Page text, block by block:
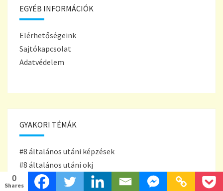
0
Shares
EGYÉB INFORMÁCIÓK
Elérhetőségeink
Sajtókapcsolat
Adatvédelem
GYAKORI TÉMÁK
#8 általános utáni képzések
#8 általános utáni okj
#állatokkal foglalkozó szakma